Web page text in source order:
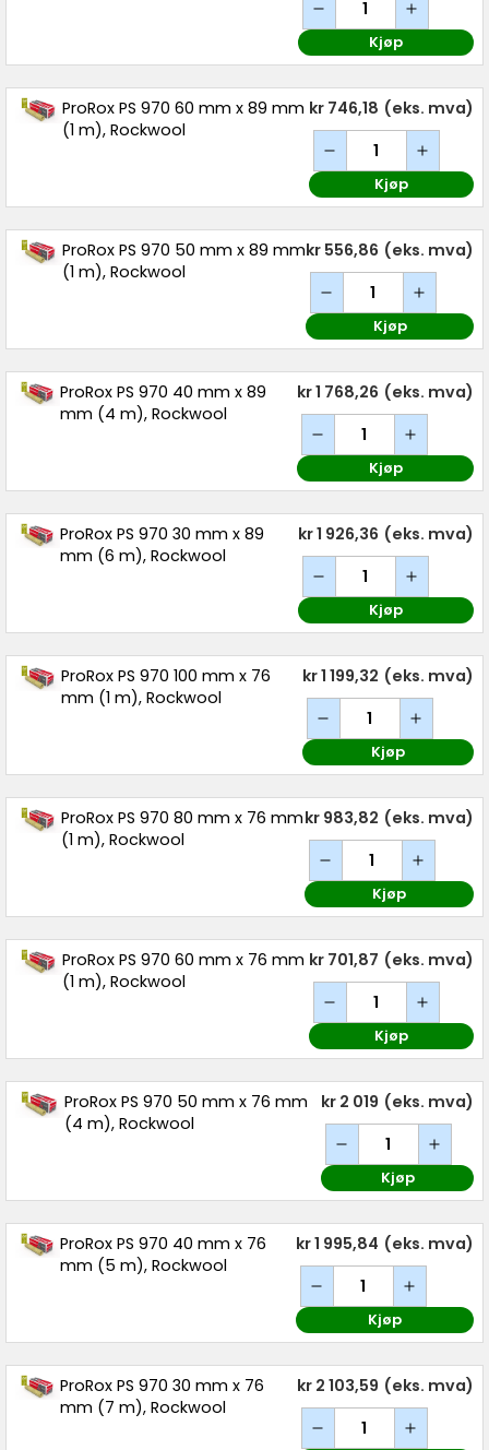
Kjøp
ProRox PS 970 60 mm x 89 mm
(1 m), Rockwool
kr 746,18 (eks. mva)
Kjøp
ProRox PS 970 50 mm x 89 mm
(1 m), Rockwool
kr 556,86 (eks. mva)
Kjøp
ProRox PS 970 40 mm x 89
mm (4 m), Rockwool
kr 1 768,26 (eks. mva)
Kjøp
ProRox PS 970 30 mm x 89
mm (6 m), Rockwool
kr 1 926,36 (eks. mva)
Kjøp
ProRox PS 970 100 mm x 76
mm (1 m), Rockwool
kr 1 199,32 (eks. mva)
Kjøp
ProRox PS 970 80 mm x 76 mm
(1 m), Rockwool
kr 983,82 (eks. mva)
Kjøp
ProRox PS 970 60 mm x 76 mm
(1 m), Rockwool
kr 701,87 (eks. mva)
Kjøp
ProRox PS 970 50 mm x 76 mm
(4 m), Rockwool
kr 2 019 (eks. mva)
Kjøp
ProRox PS 970 40 mm x 76
mm (5 m), Rockwool
kr 1 995,84 (eks. mva)
Kjøp
ProRox PS 970 30 mm x 76
mm (7 m), Rockwool
kr 2 103,59 (eks. mva)